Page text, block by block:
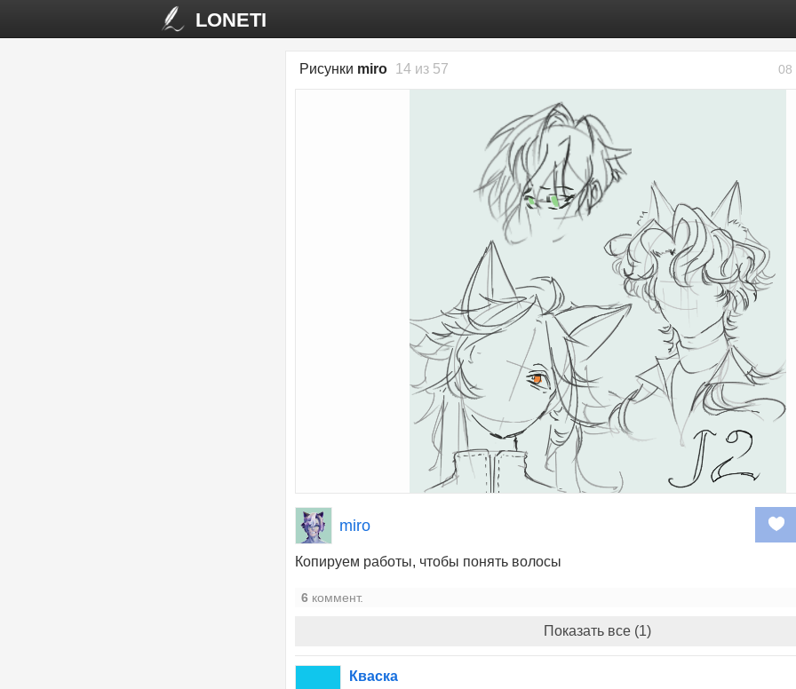
LONETI
08
Рисунки miro 14 из 57
miro
Копируем работы, чтобы понять волосы
6 коммент.
Показать все (1)
Кваска